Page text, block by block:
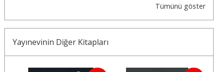
Tümünü göster
Yayınevinin Diğer Kitapları